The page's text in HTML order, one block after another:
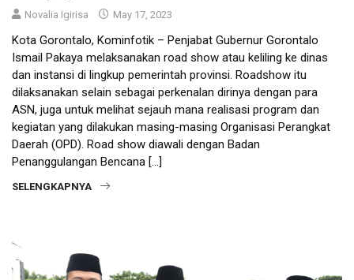
Novalia Igirisa May 17, 2023
Kota Gorontalo, Kominfotik – Penjabat Gubernur Gorontalo
Ismail Pakaya melaksanakan road show atau keliling ke dinas
dan instansi di lingkup pemerintah provinsi. Roadshow itu
dilaksanakan selain sebagai perkenalan dirinya dengan para
ASN, juga untuk melihat sejauh mana realisasi program dan
kegiatan yang dilakukan masing-masing Organisasi Perangkat
Daerah (OPD). Road show diawali dengan Badan
Penanggulangan Bencana […]
SELENGKAPNYA